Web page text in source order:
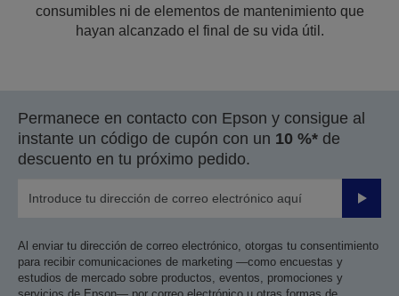
consumibles ni de elementos de mantenimiento que
hayan alcanzado el final de su vida útil.
Permanece en contacto con Epson y consigue al
instante un código de cupón con un 10 %* de
descuento en tu próximo pedido.
Enviar
Al enviar tu dirección de correo electrónico, otorgas tu consentimiento
para recibir comunicaciones de marketing —como encuestas y
estudios de mercado sobre productos, eventos, promociones y